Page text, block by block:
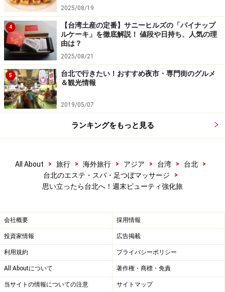
2025/08/19
4
【台湾土産の定番】サニーヒルズの「パイナップ
ルケーキ」を徹底解説！ 値段や日持ち、人気の理
由は？
2025/08/21
5
台北で行きたい！おすすめ夜市・専門街のグルメ
＆観光情報
2019/05/07
ランキングをもっと見る
All About > 旅行 > 海外旅行 > アジア > 台湾 > 台北
>
台北のエステ・スパ・足つぼマッサージ
>
思い立ったら台北へ！週末ビューティ強化旅
会社概要 採用情報
投資家情報 広告掲載
利用規約 プライバシーポリシー
All Aboutについて 著作権・商標・免責
当サイトの情報についての注意 サイトマップ